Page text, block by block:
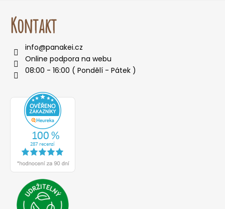
Kontakt
info@panakei.cz
Online podpora na webu
08:00 - 16:00 ( Pondělí - Pátek )